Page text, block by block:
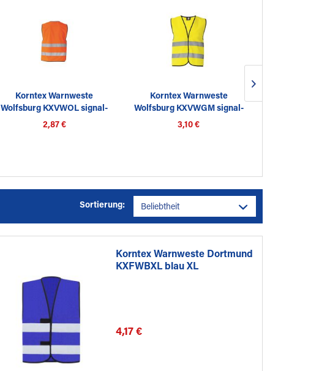
Korntex Warnweste
Wolfsburg KXVWOL signal-
orange L
2,87 €
Korntex Warnweste
Wolfsburg KXVWGM signal-
gelb M
3,10 €
Sortierung:
Korntex Warnweste Dortmund
KXFWBXL blau XL
4,17 €